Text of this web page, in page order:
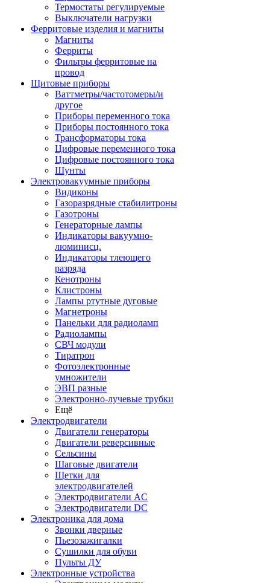
Термостаты регулируемые
Выключатели нагрузки
Ферритовые изделия и магниты
Магниты
Ферриты
Фильтры ферритовые на
провод
Щитовые приборы
Ваттметры/частотомеры/и
другое
Приборы переменного тока
Приборы постоянного тока
Трансформаторы тока
Цифровые переменного тока
Цифровые постоянного тока
Шунты
Электровакуумные приборы
Видиконы
Газоразрядные стабилитроны
Газотроны
Генераторные лампы
Индикаторы вакуумно-
люминисц.
Индикаторы тлеющего
разряда
Кенотроны
Клистроны
Лампы ртутные дуговые
Магнетроны
Панельки для радиоламп
Радиолампы
СВЧ модули
Тиратрон
Фотоэлектронные
умножители
ЭВП разные
Электронно-лучевые трубки
Ещё
Электродвигатели
Двигатели генераторы
Двигатели реверсивные
Сельсины
Шаговые двигатели
Щетки для
электродвигателей
Электродвигатели AC
Электродвигатели DC
Электроника для дома
Звонки дверные
Пьезозажигалки
Сушилки для обуви
Пульты ДУ
Электронные устройства